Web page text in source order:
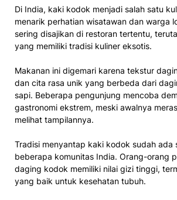
Di India, kaki kodok menjadi salah satu
menarik perhatian wisatawan dan warga
sering disajikan di restoran tertentu,
yang memiliki tradisi kuliner eksotis.
Makanan ini digemari karena tekstur
dan cita rasa unik yang berbeda dari
sapi. Beberapa pengunjung mencoba
gastronomi ekstrem, meski awalnya
melihat tampilannya.
Tradisi menyantap kaki kodok sudah ada
beberapa komunitas India. Orang-orang
daging kodok memiliki nilai gizi tinggi,
yang baik untuk kesehatan tubuh.